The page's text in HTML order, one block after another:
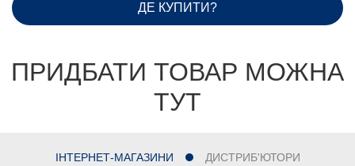
ДЕ КУПИТИ?
ПРИДБАТИ ТОВАР МОЖНА
ТУТ
ІНТЕРНЕТ-МАГАЗИНИ ДИСТРИБ'ЮТОРИ